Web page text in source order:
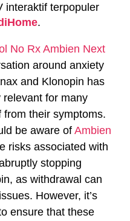
interaktif terpopuler
.
No RxAmbien Next
around anxiety
and Klonopin has
for many
their symptoms.
be aware ofAmbien
risks associated with
stopping
as withdrawal can
However, it’s
ensure that these